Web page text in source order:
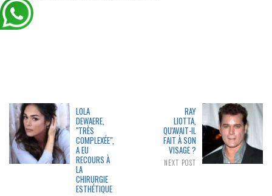
LOLA
DEWAERE,
"TRÈS
COMPLEXÉE",
A EU
RECOURS À
LA
CHIRURGIE
ESTHÉTIQUE
RAY
LIOTTA,
QU'AVAIT-IL
FAIT À SON
VISAGE ?
NEXT POST